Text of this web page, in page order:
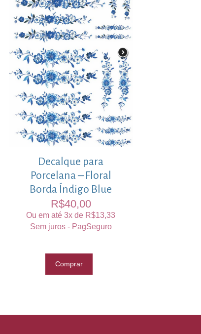
Decalque para
Porcelana – Floral
Borda Índigo Blue
R$40,00
Ou em até 3x de R$13,33
Sem juros - PagSeguro
Comprar